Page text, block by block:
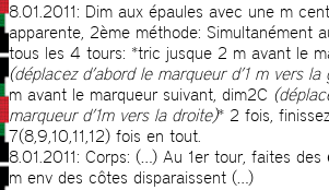
8.01.2011: Dim aux épaules avec une m
apparente, 2ème méthode: Simultanément
tous les 4 tours: *tric jusque 2 m avant le
(déplacez d’abord le marqueur d’1 m vers la
m avant le marqueur suivant, dim2C
marqueur d’1m vers la droite)* 2 fois,
7(8,9,10,11,12) fois en tout.
8.01.2011: Corps: (…) Au 1er tour, faites des
m env des côtes disparaissent (…)